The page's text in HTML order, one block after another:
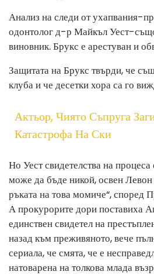
Анализ на следи от ухапвания-
одонтолог д-р Майкъл Уест-
виновник. Брукс е арестуван и
Защитата на Брукс твърди, че
клуба и че десетки хора са го
Актьор, Чиято Съпруга
Катастрофа На Ски
Но Уест свидетелства на процеса
може да бъде никой, освен
ръката на това момиче“, според
А прокурорите дори поставиха
единствен свидетел на
назад към преживяното, вече
сериала, че смята, че е
натоварена на толкова млада